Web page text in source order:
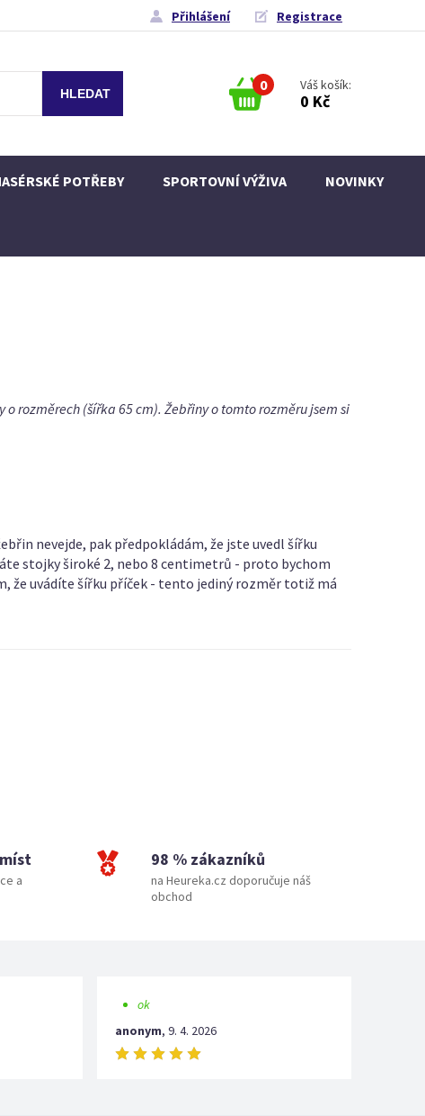
Přihlášení Registrace
0 Váš košík:
0 Kč
POTŘEBY SPORTOVNÍ VÝŽIVA NOVINKY
rozměrech (šířka 65 cm). Žebřiny o tomto rozměru jsem si
nevejde, pak předpokládám, že jste uvedl šířku
stojky široké 2, nebo 8 centimetrů - proto bychom
že uvádíte šířku příček - tento jediný rozměr totiž má
a
98 % zákazníků
na Heureka.cz doporučuje náš
obchod
ok
anonym, 9. 4. 2026